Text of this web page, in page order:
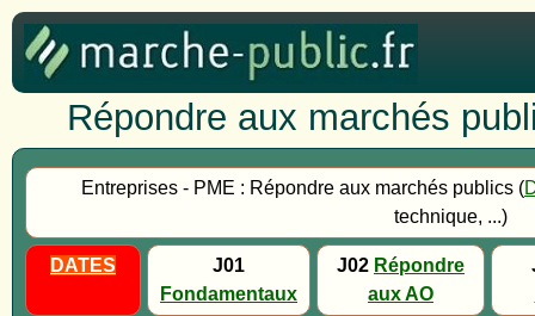
Répondre aux marchés
Entreprises - PME : Répondre aux marchés publics (
technique, ...)
DATES
J01
Fondamentaux
J02 Répondre
aux AO